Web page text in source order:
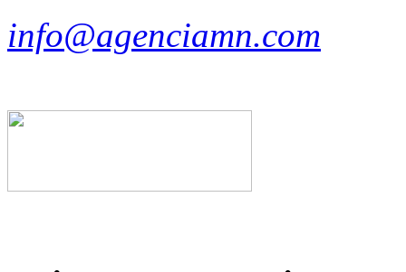
info@agenciamn.com